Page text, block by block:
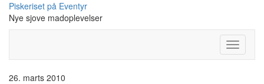
Skip
content
Piskeriset på Eventyr
Nye sjove madoplevelser
Toggle
26. marts 2010